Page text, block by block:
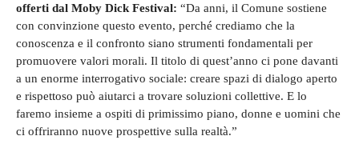
offerti dal Moby Dick Festival: “Da anni, il Comune sostiene
con convinzione questo evento, perché crediamo che la
conoscenza e il confronto siano strumenti fondamentali per
promuovere valori morali. Il titolo di quest’anno ci pone davanti
a un enorme interrogativo sociale: creare spazi di dialogo aperto
e rispettoso può aiutarci a trovare soluzioni collettive. E lo
faremo insieme a ospiti di primissimo piano, donne e uomini che
ci offriranno nuove prospettive sulla realtà.”